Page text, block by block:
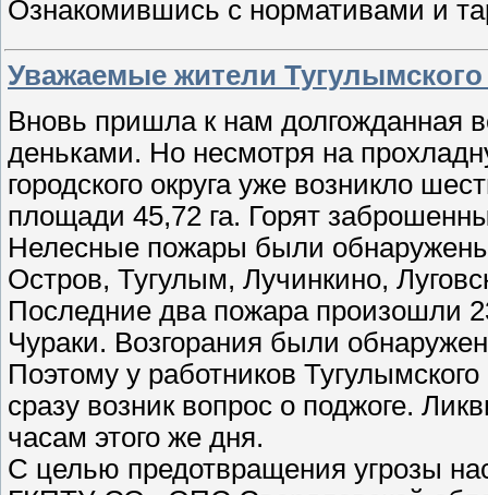
Ознакомившись с нормативами и
Уважаемые жители Тугулымского
Вновь пришла к нам долгожданная
деньками. Но несмотря на
городского округа уже возникло
площади 45,72 га. Горят
Нелесные пожары были
Остров, Тугулым, Лучинкино,
Последние два пожара произошли
Чураки. Возгорания были
Поэтому у работников
сразу возник вопрос о поджоге.
часам этого же дня.
С целью предотвращения угрозы